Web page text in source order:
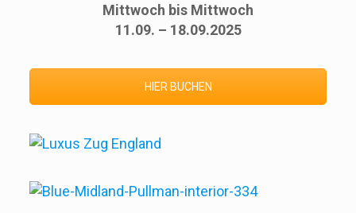
Mittwoch bis Mittwoch
11.09. – 18.09.2025
HIER BUCHEN